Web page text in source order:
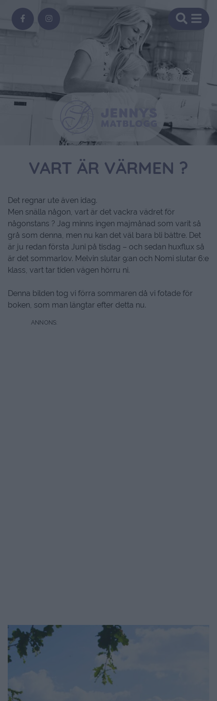
VART ÄR VÄRMEN ?
Det regnar ute även idag.
Men snälla någon, vart är det vackra vädret för
någonstans ? Jag minns ingen majmånad som varit så
grå som denna, men nu kan det väl bara bli bättre. Det
är ju redan första Juni på tisdag – och sedan huxflux så
är det sommarlov. Melvin slutar 9:an och Nomi slutar 6:e
klass, vart tar tiden vägen hörru ni.
Denna bilden tog vi förra sommaren då vi fotade för
boken, som man längtar efter detta nu.